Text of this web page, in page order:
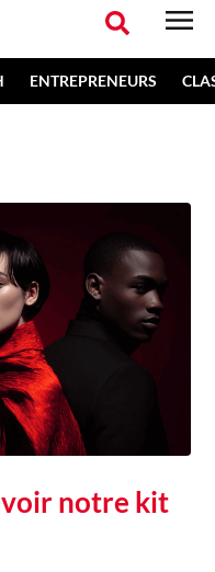
ENTREPRENEURS
notre kit